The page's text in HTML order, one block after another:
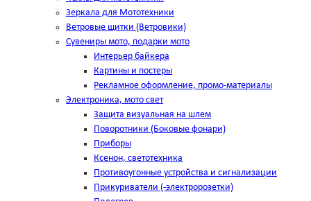
Зеркала для Мототехники
Ветровые щитки (Ветровики)
Сувениры мото, подарки мото
Интерьер байкера
Картины и постеры
Рекламное оформление, промо-материалы
Электроника, мото свет
Защита визуальная на шлем
Поворотники (Боковые фонари)
Приборы
Ксенон, светотехника
Противоугонные устройства и сигнализации
Прикуриватели (-электророзетки)